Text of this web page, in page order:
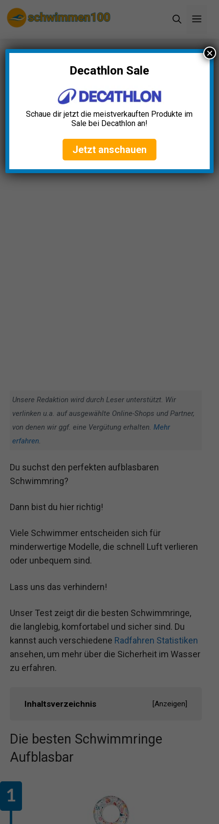
Zum
Inhalt
Startseite»Blog»Schwimmringe Aufblasbar
Test: Die 11 besten (Bestenliste)
Schwimmringe Aufblasbar
Test: Die 11 besten
(Bestenliste)
Unsere Redaktion wird durch Leser unterstützt. Wir
verlinken u.a. auf ausgewählte Online-Shops und Partner,
von denen wir ggf. eine Vergütung erhalten. Mehr
erfahren.
Du suchst den perfekten aufblasbaren
Schwimmring?
Dann bist du hier richtig!
Viele Schwimmer entscheiden sich für
minderwertige Modelle, die schnell Luft verlieren
oder unbequem sind.
Lass uns das verhindern!
Unser Test zeigt dir die besten Schwimmringe,
die langlebig, komfortabel und sicher sind. Du
kannst auch verschiedene Radfahren Statistiken
ansehen, um mehr über die Sicherheit im Wasser
zu erfahren.
Inhaltsverzeichnis [Anzeigen]
Die besten Schwimmringe
Aufblasbar
Decathlon Sale
Schaue dir jetzt die meistverkauften Produkte im
Sale bei Decathlon an!
Jetzt anschauen
×